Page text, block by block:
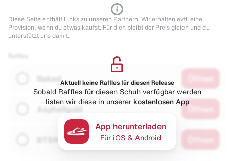
Diese Seite enthält Links zu unseren Partnern. Wir erhalten evtl. eine
Provision, wenn du etwas kaufst. Für dich bleibt der Preis gleich und du
unterstützt uns damit.
Naked
Asphaltgold
Aktuell keine Raffles für diesen Release
Sobald Raffles für diesen Schuh verfügbar werden
listen wir diese in unserer kostenlosen App
App herunterladen
Für iOS & Android